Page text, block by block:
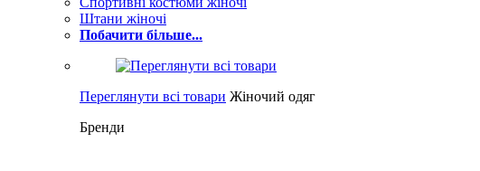
Штани жіночі
Побачити більше...
Переглянути всі товари Жіночий одяг
Бренди